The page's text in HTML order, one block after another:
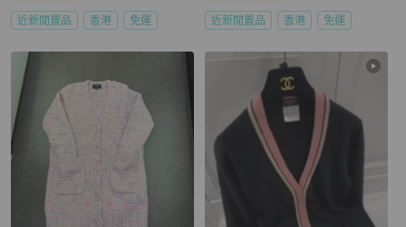
近新閒置品 香港 免運 近新閒置品 香港 免運